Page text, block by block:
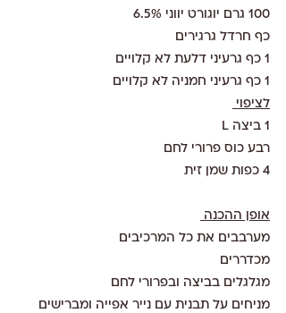
100 גרם יוגורט יווני 6.5%
כף חרדל גרגירים
1 כף גרעיני דלעת לא קלויים
1 כף גרעיני חמניה לא קלויים
לציפוי
1 ביצה L
רבע כוס פרורי לחם
4 כפות שמן זית
אופן ההכנה
מערבבים את כל המרכיבים
מכדררים
מגלגלים בביצה ובפרורי לחם
מניחים על תבנית עם נייר אפייה ומברישים